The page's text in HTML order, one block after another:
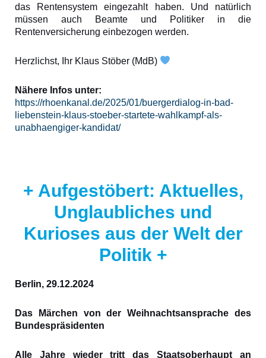
das Rentensystem eingezahlt haben. Und natürlich
müssen auch Beamte und Politiker in die
Rentenversicherung einbezogen werden.
Herzlichst, Ihr Klaus Stöber (MdB)
Nähere Infos unter:
https://rhoenkanal.de/2025/01/buergerdialog-in-bad-
liebenstein-klaus-stoeber-startete-wahlkampf-als-
unabhaengiger-kandidat/
+ Aufgestöbert: Aktuelles,
Unglaubliches und
Kurioses aus der Welt der
Politik +
Berlin, 29.12.2024
Das Märchen von der Weihnachtsansprache des
Bundespräsidenten
Alle Jahre wieder tritt das Staatsoberhaupt an